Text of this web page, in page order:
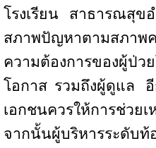
โรงเรียน
สาธารณสุขอ
สภาพปัญหาตามสภาพ
ความต้องการของผู้ป่ว
โอกาส รวมถึงผู้ดูแล
เอกชนควรให้การช่วย
จากนั้นผู้บริหารระดับท้